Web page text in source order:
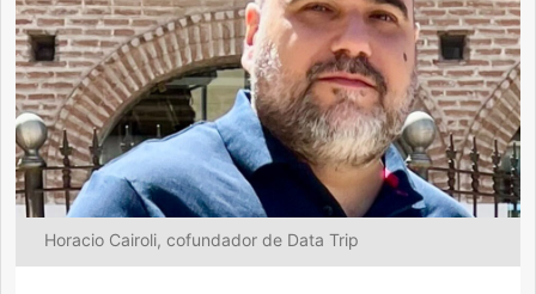
Horacio Cairoli, cofundador de Data Trip